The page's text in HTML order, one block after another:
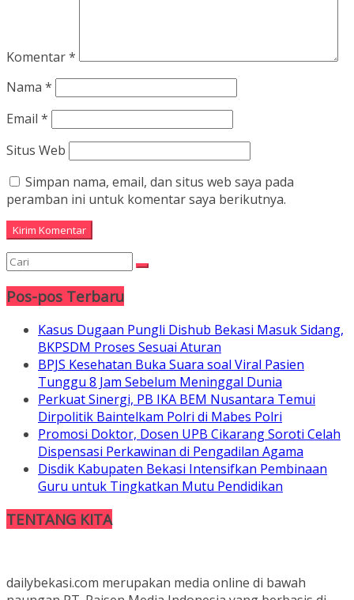
Komentar*
Nama *
Email *
Situs Web
Simpan nama, email, dan situs web saya pada
peramban ini untuk komentar saya berikutnya.
Pos-pos Terbaru
Kasus Dugaan Pungli Dishub Bekasi Masuk Sidang,
BKPSDM Proses Sesuai Aturan
BPJS Kesehatan Buka Suara soal Viral Pasien
Tunggu 8 Jam Sebelum Meninggal Dunia
Perkuat Sinergi, PB IKA BEM Nusantara Temui
Dirpolitik Baintelkam Polri di Mabes Polri
Promosi Doktor, Dosen UPB Cikarang Soroti Celah
Dispensasi Perkawinan di Pengadilan Agama
Disdik Kabupaten Bekasi Intensifkan Pembinaan
Guru untuk Tingkatkan Mutu Pendidikan
TENTANG KITA
dailybekasi.com merupakan media online di bawah